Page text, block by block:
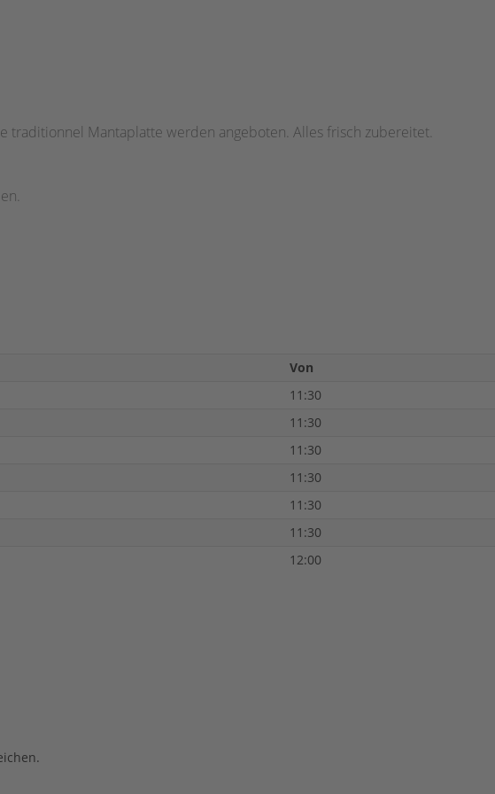
traditionnel Mantaplatte werden angeboten. Alles frisch zubereitet.
Von
11:30
11:30
11:30
11:30
11:30
11:30
12:00